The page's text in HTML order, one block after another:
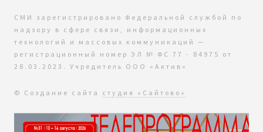
СМИ зарегистрировано Федеральной службой по
надзору в сфере связи, информационных
технологий и массовых коммуникаций —
регистрационный номер ЭЛ № ФС 77 - 84975 от
28.03.2023. Учредитель ООО «Актив»
© Создание сайта студия «Сайтово»